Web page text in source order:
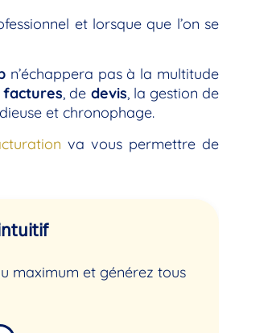
et lorsque que l’on se
n’échappera pas à la multitude
factures, de devis, la gestion de
et chronophage.
va vous permettre de
maximum et générez tous